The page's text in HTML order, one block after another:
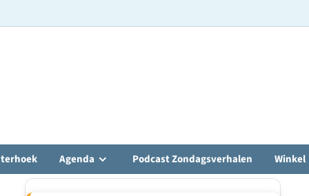
Agenda Podcast Zondagsverhalen Winkel